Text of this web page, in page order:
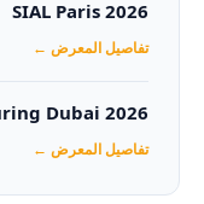
SIAL Paris 2026
تفاصيل المعرض ←
Dubai 2026‏
تفاصيل المعرض ←